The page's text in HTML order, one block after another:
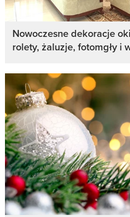
Nowoczesne dekoracje
rolety, żaluzje, fotomgły i